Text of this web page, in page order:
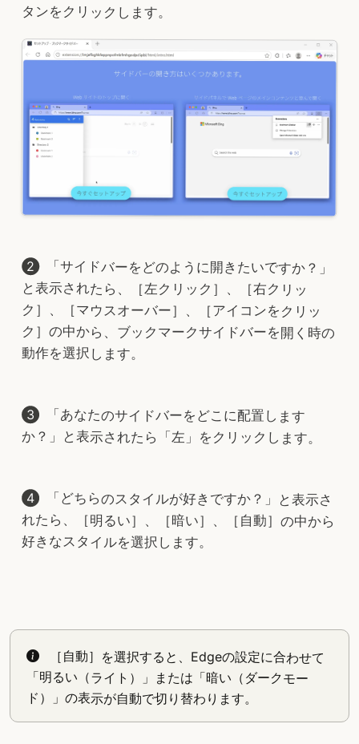
タンをクリックします。
「サイドバーをどのように開きたいですか？」
と表示されたら、［左クリック］、［右クリッ
ク］、［マウスオーバー］、［アイコンをクリッ
ク］の中から、ブックマークサイドバーを開く時の
動作を選択します。
「あなたのサイドバーをどこに配置します
か？」と表示されたら「左」をクリックします。
「どちらのスタイルが好きですか？」と表示さ
れたら、［明るい］、［暗い］、［自動］の中から
好きなスタイルを選択します。
［自動］を選択すると、Edgeの設定に合わせて
「明るい（ライト）」または「暗い（ダークモー
ド）」の表示が自動で切り替わります。